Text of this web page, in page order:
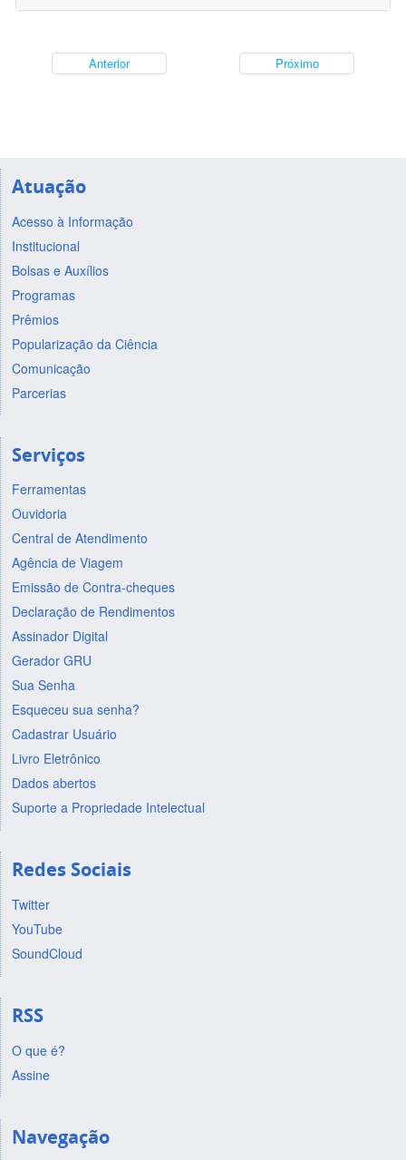
Anterior Próximo
Atuação
Acesso à Informação
Institucional
Bolsas e Auxílios
Programas
Prêmios
Popularização da Ciência
Comunicação
Parcerias
Serviços
Ferramentas
Ouvidoria
Central de Atendimento
Agência de Viagem
Emissão de Contra-cheques
Declaração de Rendimentos
Assinador Digital
Gerador GRU
Sua Senha
Esqueceu sua senha?
Cadastrar Usuário
Livro Eletrônico
Dados abertos
Suporte a Propriedade Intelectual
Redes Sociais
Twitter
YouTube
SoundCloud
RSS
O que é?
Assine
Navegação